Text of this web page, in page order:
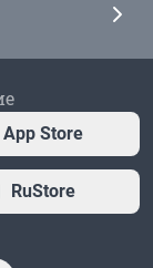
App Store
RuStore